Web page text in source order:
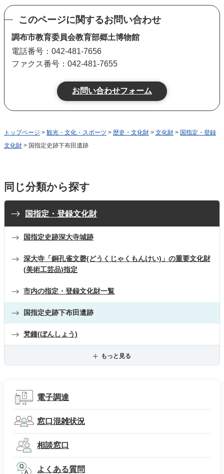
このページに関するお問い合わせ
調布市教育委員会教育部郷土博物館
電話番号：042-481-7656
ファクス番号：042-481-7655
トップページ > 観光・文化・スポーツ > 歴史・文化財 > 文化財 > 国指定・登録
文化財 > 国指定史跡下布田遺跡
同じ分類から探す
国指定・登録文化財
国指定史跡深大寺城跡
深大寺「銅孔雀文磬(どうくじゃくもんけい)」の重要文化財
(美術工芸品)指定
市内の指定・登録文化財一覧
国指定史跡下布田遺跡
梵鐘(ぼんしょう)
もっと見る
電子調達
窓口混雑状況
相談窓口
よくある質問